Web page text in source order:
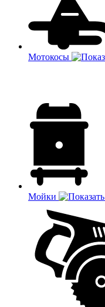
Мотокосы
Мойки